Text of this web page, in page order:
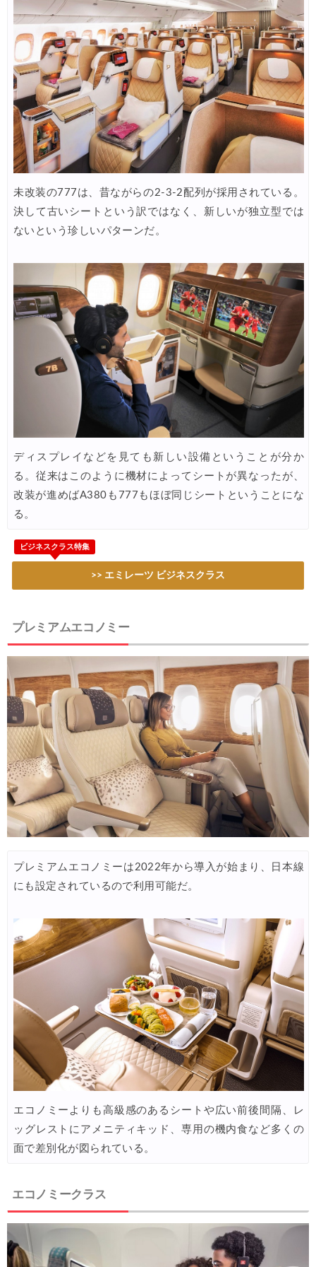
05/25 楽天トラベル) 海外ツアー 最大30,000円OFFクーポン
05/25 Trip.com) 海外航空券(アジア・ハワイ) 6,900円~
05/23 Trip.com) 航空券＋ホテル 最大5,000円OFFクーポン
05/23 Trip.com) 海外航空券 最大2,500円OFFクーポン
05/22 HIS) 海外旅行タイムセール
05/22 楽天トラベル) 海外ツアー 最大50,000円OFFクーポン
05/21 HIS) 海外航空券タイムセール
楽天トラベル) 海外ツアー 最大30,000円OFFクーポン
05/19 HIS) 海外航空券 2,000円OFFクーポン
楽天トラベル) 海外ツアー 最大50,000円OFFクーポン
05/14 Trip.com) 航空券+ホテル 最大5,000円OFFクーポン
Trip.com) 海外航空券 最大3,000円OFFクーポン
Trip.com) ホテル 最大3,000円OFFクーポン
HIS) 海外航空券タイムセール
Trip.com) 航空券+ホテル 最大5,000円OFFクーポン
05/12 Trip.com) ホテル 最大3,000円OFFクーポン
05/12 Trip.com) 海外航空券 最大3,000円OFFクーポン
05/11 エアトリ) 航空券+ホテル 最大30,000円OFFクーポン
05/11
05/11 エアトリ) 海外航空券 最大10,000円OFFクーポン
HIS) スーパーサマーセール2026
05/08
05/08 楽天トラベル) 海外ツアー 最大50,000円OFFクーポン
JTB) 海外ツアータイムセール
05/07 Trip.com) 航空券+ホテル 最大10,000円OFFクーポン
05/05 楽天トラベル) 海外ツアー 最大30,000円OFFクーポン
05/04 HIS) JAL/ANA限定 最大15,000円OFFセール
05/01 HIS) 海外旅行 売切御免タイムセール
05/01 HIS) 海外航空券 2,000円OFFクーポン
05/01 HIS) 海外ツアー(関西発) 最大50,000円OFFクーポン
05/01 エアトリ) 海外航空券(60日前) 1,000円OFFクーポン
05/01 楽天トラベル) 海外ホテル ポイント最大35%還元
05/01 Trip.com) 海外ホテル2%OFFクーポン TRIP1
Trip.com) 海外航空券1%OFFクーポン TRIP2
04/30 エアトリ) 海外航空券 最大4,000円OFFクーポン
04/30 楽天トラベル) 海外ツアー 最大30,000円OFFクーポン
04/27 JTB) 夏旅キャンペーン(ポイント還元)
04/25 楽天トラベル) 海外ツアー 最大30,000円OFFクーポン
04/25 Trip.com) 海外航空券(アジア・ハワイ) 6,900円~
04/23 ANA) 航空券+ホテル 最大80,000円OFFクーポン
04/23 Trip.com) 海外航空券 最大2,500円OFFクーポン
04/22 JAL) 海外航空券+ホテル 最大40,000円OFFクーポン
未改装の777は、昔ながらの2-3-2配列が採用されている。
決して古いシートという訳ではなく、新しいが独立型では
ないという珍しいパターンだ。
ディスプレイなどを見ても新しい設備ということが分か
る。従来はこのように機材によってシートが異なったが、
改装が進めばA380も777もほぼ同じシートということにな
る。
ビジネスクラス特集
>> エミレーツ ビジネスクラス
プレミアムエコノミー
プレミアムエコノミーは2022年から導入が始まり、日本線
にも設定されているので利用可能だ。
エコノミーよりも高級感のあるシートや広い前後間隔、レ
ッグレストにアメニティキッド、専用の機内食など多くの
面で差別化が図られている。
エコノミークラス